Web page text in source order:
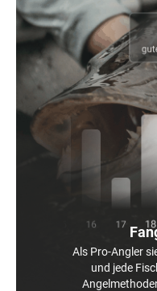
Als Pro-Angler
und jede